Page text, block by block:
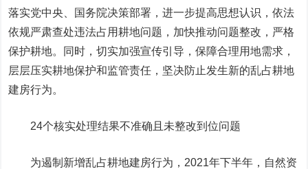
落实党中央、国务院决策部署，进一步提高思想认识，依法
依规严肃查处违法占用耕地问题，加快推动问题整改，严格
保护耕地。同时，切实加强宣传引导，保障合理用地需求，
层层压实耕地保护和监管责任，坚决防止发生新的乱占耕地
建房行为。
24个核实处理结果不准确且未整改到位问题
为遏制新增乱占耕地建房行为，2021年下半年，自然资